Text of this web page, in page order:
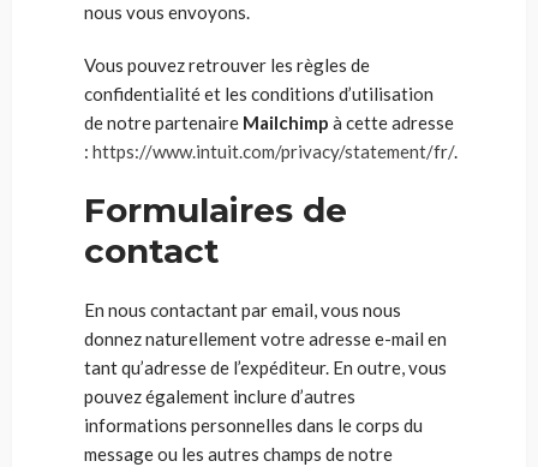
nous vous envoyons.
Vous pouvez retrouver les règles de
confidentialité et les conditions d’utilisation
de notre partenaire Mailchimp à cette adresse
: https://www.intuit.com/privacy/statement/fr/.
Formulaires de
contact
En nous contactant par email, vous nous
donnez naturellement votre adresse e-mail en
tant qu’adresse de l’expéditeur. En outre, vous
pouvez également inclure d’autres
informations personnelles dans le corps du
message ou les autres champs de notre